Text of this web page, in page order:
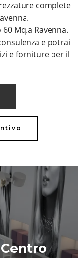
complete
Mq.a Ravenna.
e potrai
e forniture per il